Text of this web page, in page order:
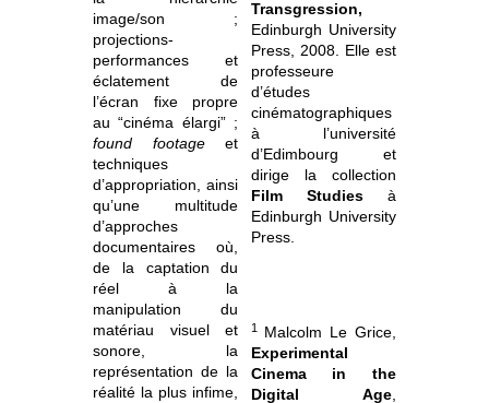
image/son ;
projections-
performances et
éclatement de
l’écran fixe propre
au “cinéma élargi” ;
found footageet
techniques
d’appropriation, ainsi
qu’une multitude
d’approches
documentaires où,
de la captation du
réel à la
manipulation du
matériau visuel et
sonore, la
représentation de la
réalité la plus infime,
Transgression,
Edinburgh University
Press, 2008. Elle est
professeure
d’études
cinématographiques
à l’université
d’Edimbourg et
dirige la collection
Film Studiesà
Edinburgh University
Press.
1
Malcolm Le Grice,
Experimental
Cinema in the
Digital Age,